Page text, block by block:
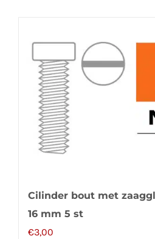
Cilinder bout met
16 mm 5 st
€3,00